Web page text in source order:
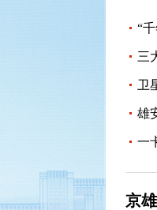
“
三
卫
雄
一
京